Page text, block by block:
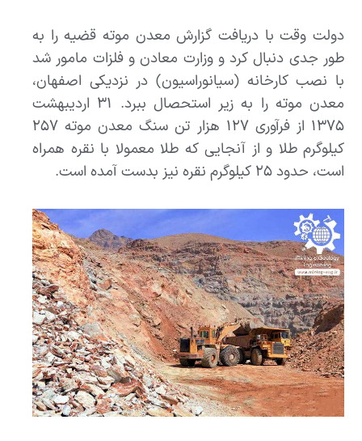
دولت وقت با دریافت گزارش معدن موته قضیه را به
طور جدی دنبال کرد و وزارت معادن و فلزات مامور شد
با نصب کارخانه (سیانوراسیون) در نزدیکی اصفهان،
معدن موته را به زیر استحصال ببرد. ۳۱ اردیبهشت
۱۳۷۵ از فرآوری ۱۲۷ هزار تن سنگ معدن موته ۲۵۷
کیلوگرم طلا و از آنجایی که طلا معمولا با نقره همراه
است، حدود ۲۵ کیلوگرم نقره نیز بدست آمده است.